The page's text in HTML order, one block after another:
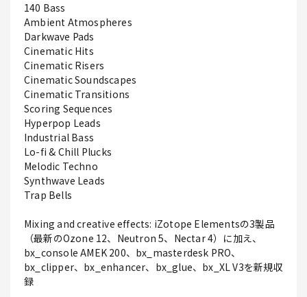
140 Bass
Ambient Atmospheres
Darkwave Pads
Cinematic Hits
Cinematic Risers
Cinematic Soundscapes
Cinematic Transitions
Scoring Sequences
Hyperpop Leads
Industrial Bass
Lo-fi & Chill Plucks
Melodic Techno
Synthwave Leads
Trap Bells
Mixing and creative effects: iZotope Elementsの3製品
（最新のOzone 12、Neutron 5、Nectar 4）に加え、
bx_console AMEK 200、bx_masterdesk PRO、
bx_clipper、bx_enhancer、bx_glue、bx_XL V3を新規収
録